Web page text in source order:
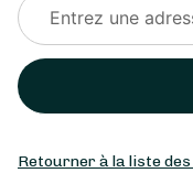
Retourner à la liste